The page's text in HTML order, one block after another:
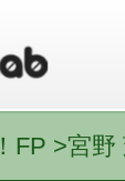
FP >宮野